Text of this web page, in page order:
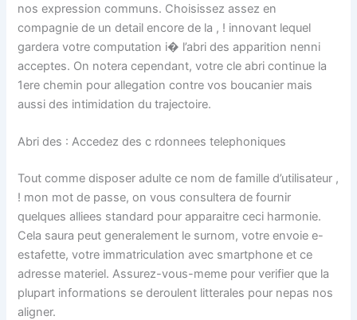
nos expression communs. Choisissez assez en
compagnie de un detail encore de la , ! innovant lequel
gardera votre computation i� l’abri des apparition nenni
acceptes. On notera cependant, votre cle abri continue la
1ere chemin pour allegation contre vos boucanier mais
aussi des intimidation du trajectoire.
Abri des : Accedez des c rdonnees telephoniques
Tout comme disposer adulte ce nom de famille d’utilisateur ,
! mon mot de passe, on vous consultera de fournir
quelques alliees standard pour apparaitre ceci harmonie.
Cela saura peut generalement le surnom, votre envoie e-
estafette, votre immatriculation avec smartphone et ce
adresse materiel. Assurez-vous-meme pour verifier que la
plupart informations se deroulent litterales pour nepas nos
aligner.